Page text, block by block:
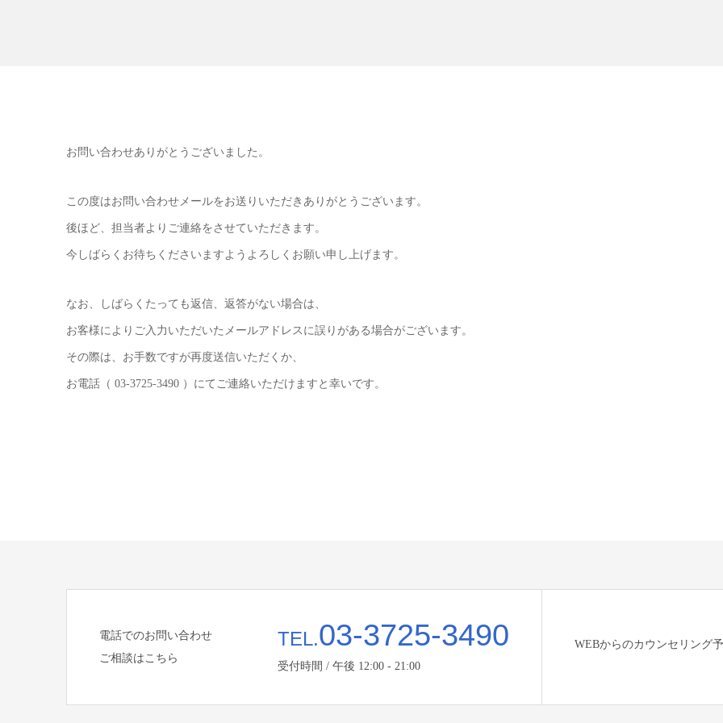
お問い合わせありがとうございました。
この度はお問い合わせメールをお送りいただきありがとうございます。
後ほど、担当者よりご連絡をさせていただきます。
今しばらくお待ちくださいますようよろしくお願い申し上げます。
なお、しばらくたっても返信、返答がない場合は、
お客様によりご入力いただいたメールアドレスに誤りがある場合がございます。
その際は、お手数ですが再度送信いただくか、
お電話（ 03-3725-3490 ）にてご連絡いただけますと幸いです。
電話でのお問い合わせ
ご相談はこちら
TEL.03-3725-3490
受付時間 / 午後 12:00 - 21:00
WEBからのカウンセリング